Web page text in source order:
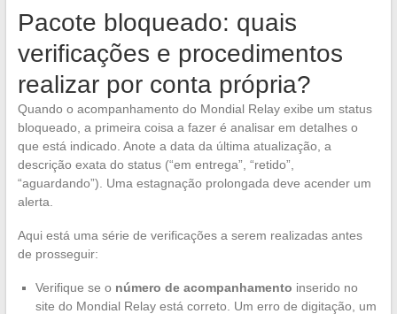
Pacote bloqueado: quais
verificações e procedimentos
realizar por conta própria?
Quando o acompanhamento do Mondial Relay exibe um status
bloqueado, a primeira coisa a fazer é analisar em detalhes o
que está indicado. Anote a data da última atualização, a
descrição exata do status (“em entrega”, “retido”,
“aguardando”). Uma estagnação prolongada deve acender um
alerta.
Aqui está uma série de verificações a serem realizadas antes
de prosseguir:
Verifique se o número de acompanhamento inserido no
site do Mondial Relay está correto. Um erro de digitação, um